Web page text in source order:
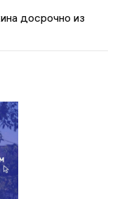
досрочно из